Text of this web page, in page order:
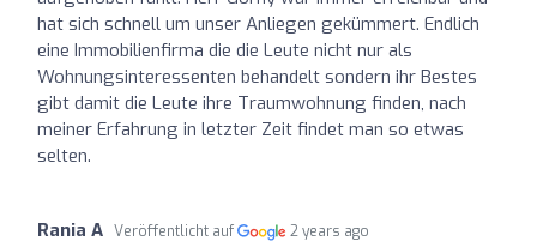
hat sich schnell um unser Anliegen gekümmert. Endlich
eine Immobilienfirma die die Leute nicht nur als
Wohnungsinteressenten behandelt sondern ihr Bestes
gibt damit die Leute ihre Traumwohnung finden, nach
meiner Erfahrung in letzter Zeit findet man so etwas
selten.
Rania A Veröffentlicht auf 2 years ago